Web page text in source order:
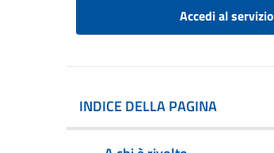
Accedi al servizio
INDICE DELLA PAGINA